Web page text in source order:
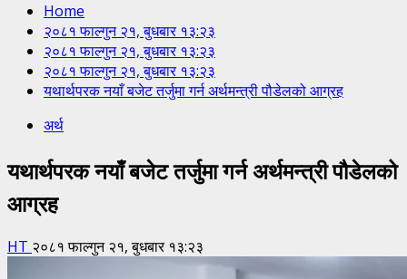
Home
२०८१ फाल्गुन २१, बुधबार १३:२३
२०८१ फाल्गुन २१, बुधबार १३:२३
२०८१ फाल्गुन २१, बुधबार १३:२३
यथार्थपरक नयाँ बजेट तर्जुमा गर्न अर्थमन्त्री पौडेलको आग्रह
अर्थ
यथार्थपरक नयाँ बजेट तर्जुमा गर्न अर्थमन्त्री पौडेलको
आग्रह
HT २०८१ फाल्गुन २१, बुधबार १३:२३